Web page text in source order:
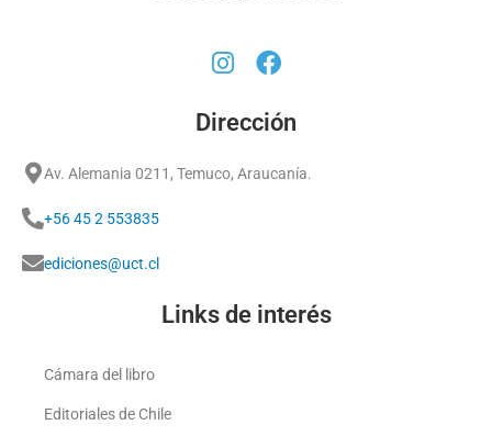
Dirección
Av. Alemania 0211, Temuco, Araucanía.
+56 45 2 553835
ediciones@uct.cl
Links de interés
Cámara del libro
Editoriales de Chile